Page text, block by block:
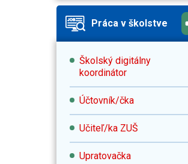
Práca v školstve
Školský digitálny
koordinátor
Účtovník/čka
Učiteľ/ka ZUŠ
Upratovačka